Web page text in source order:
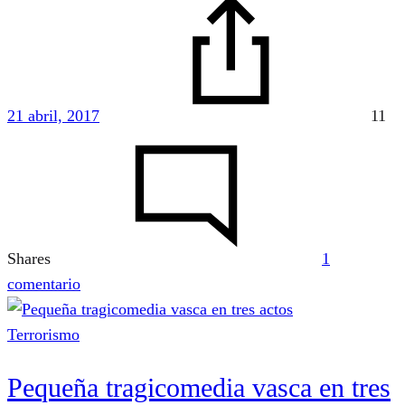
21 abril, 2017 11
Shares
1
comentarioen
La
Terrorismo
Pequeña tragicomedia vasca en tres